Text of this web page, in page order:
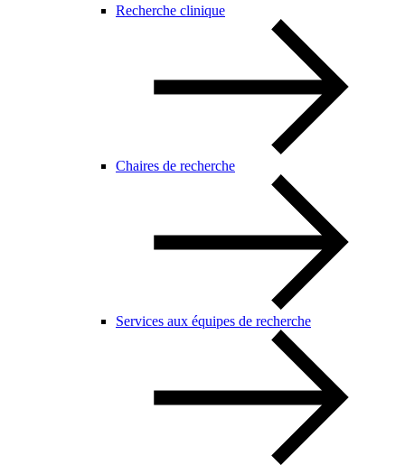
Recherche clinique
Chaires de recherche
Services aux équipes de recherche